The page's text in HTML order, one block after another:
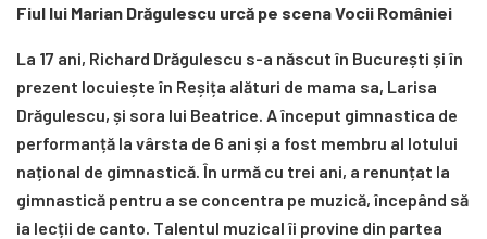
Fiul lui Marian Drăgulescu urcă pe scena Vocii României
La 17 ani, Richard Drăgulescu s-a născut în București și în
prezent locuiește în Reșița alături de mama sa, Larisa
Drăgulescu, și sora lui Beatrice. A început gimnastica de
performanță la vârsta de 6 ani și a fost membru al lotului
național de gimnastică. În urmă cu trei ani, a renunțat la
gimnastică pentru a se concentra pe muzică, începând să
ia lecții de canto. Talentul muzical îi provine din partea